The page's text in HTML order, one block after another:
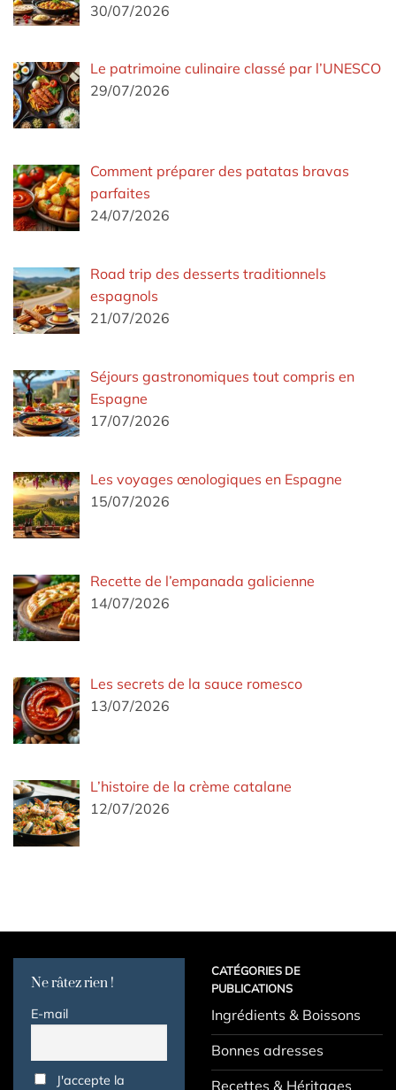
30/07/2026
Le patrimoine culinaire classé par l’UNESCO
29/07/2026
Comment préparer des patatas bravas
parfaites
24/07/2026
Road trip des desserts traditionnels
espagnols
21/07/2026
Séjours gastronomiques tout compris en
Espagne
17/07/2026
Les voyages œnologiques en Espagne
15/07/2026
Recette de l’empanada galicienne
14/07/2026
Les secrets de la sauce romesco
13/07/2026
L’histoire de la crème catalane
12/07/2026
Ne râtez rien !
E-mail
J'accepte la
CATÉGORIES DE
PUBLICATIONS
Ingrédients & Boissons
Bonnes adresses
Recettes & Héritages